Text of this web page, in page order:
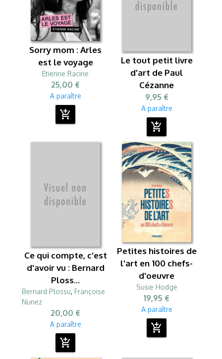
Sorry mom : Arles
est le voyage
Etienne Racine
25,00 €
A paraître
add_shopping_cart
Le tout petit livre
d'art de Paul
Cézanne
9,95 €
A paraître
add_shopping_cart
Ce qui compte, c'est
d'avoir vu : Bernard
Ploss...
Bernard Plossu, Françoise
Nunez
20,00 €
A paraître
add_shopping_cart
Petites histoires de
l'art en 100 chefs-
d'oeuvre
Susie Hodge
19,95 €
A paraître
add_shopping_cart